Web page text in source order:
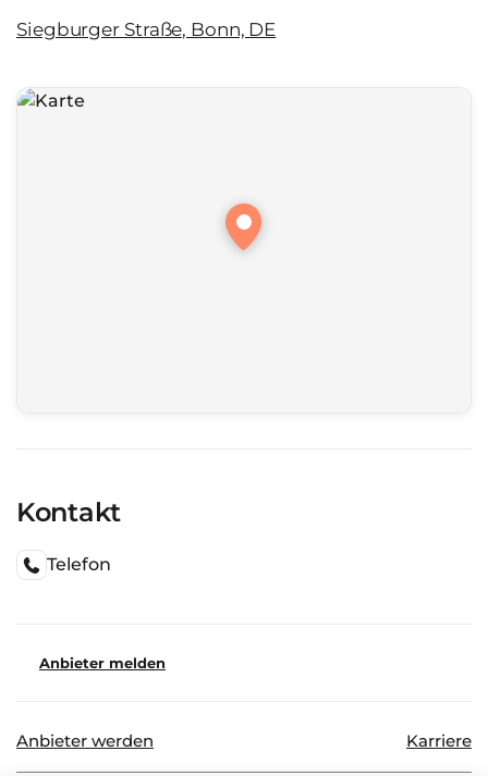
Siegburger Straße, Bonn, DE
Kontakt
Telefon
Anbieter melden
Anbieter werden Karriere